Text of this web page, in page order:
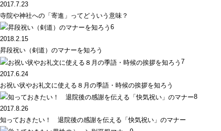
2017.7.23
寺院や神社への「寄進」ってどういう意味？
6
2018.2.15
昇段祝い（剣道）のマナーを知ろう
7
2017.6.24
お祝い状やお礼文に使える８月の季語・時候の挨拶を知ろう
8
2017.8.26
知っておきたい！ 退院後の感謝を伝える「快気祝い」のマナー